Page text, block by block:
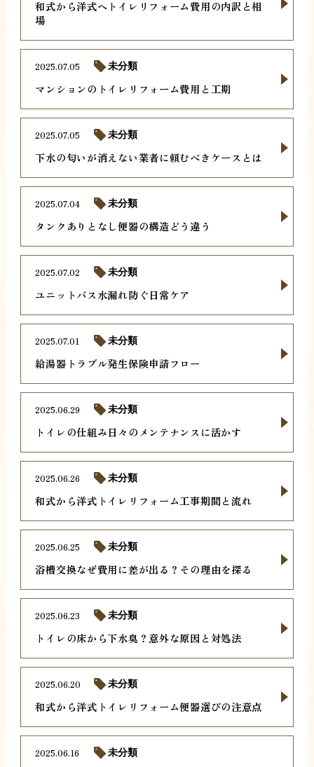
和式から洋式へトイレリフォーム費用の内訳と相
場
マンションのトイレリフォーム費用と工期
2025.07.05 未分類
下水の匂いが消えない業者に頼むべきケースとは
2025.07.05 未分類
タンクありとなし便器の構造どう違う
2025.07.04 未分類
ユニットバス水漏れ防ぐ日常ケア
2025.07.02 未分類
給湯器トラブル発生保険申請フロー
2025.07.01 未分類
トイレの仕組み日々のメンテナンスに活かす
2025.06.29 未分類
和式から洋式トイレリフォーム工事期間と流れ
2025.06.26 未分類
浴槽交換なぜ費用に差が出る？その理由を探る
2025.06.25 未分類
トイレの床から下水臭？意外な原因と対処法
2025.06.23 未分類
和式から洋式トイレリフォーム便器選びの注意点
2025.06.20 未分類
2025.06.16 未分類